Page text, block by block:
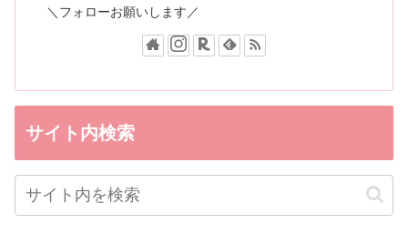
＼フォローお願いします／
サイト内検索